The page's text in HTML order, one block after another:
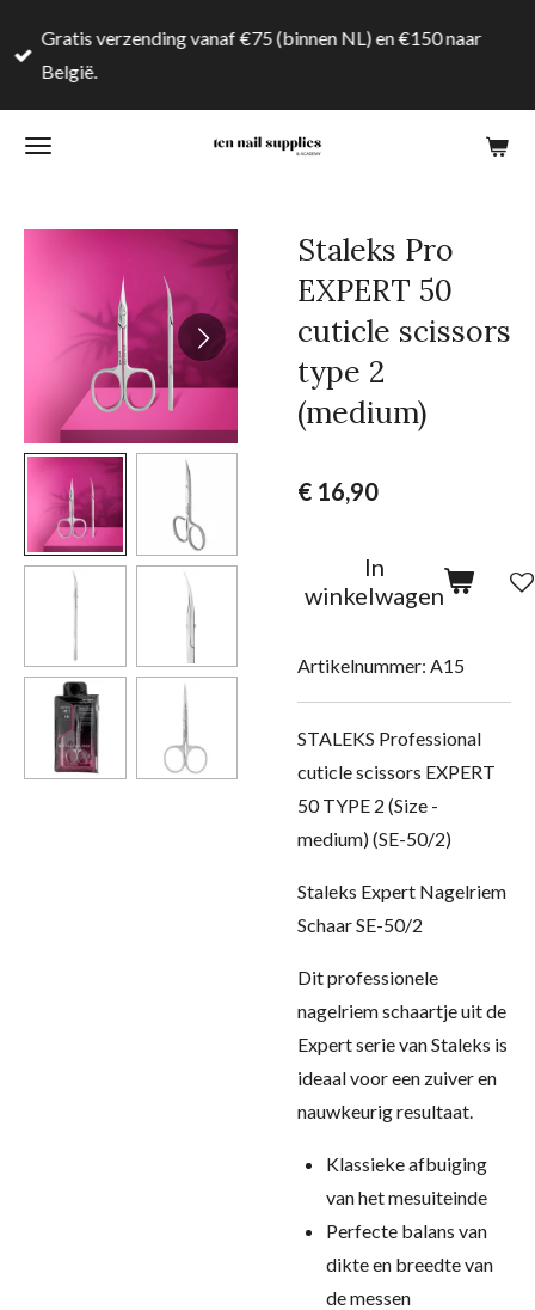
direct
hoofdinhoud
Gratis verzending vanaf €75 (binnen NL) en €150 naar
België.
Staleks Pro
EXPERT 50
cuticle scissors
type 2
(medium)
€ 16,90
In
winkelwagen
Artikelnummer: A15
STALEKS Professional
cuticle scissors EXPERT
50 TYPE 2 (Size -
medium) (SE-50/2)
Staleks Expert Nagelriem
Schaar SE-50/2
Dit professionele
nagelriem schaartje uit de
Expert serie van Staleks is
ideaal voor een zuiver en
nauwkeurig resultaat.
Klassieke afbuiging
van het mesuiteinde
Perfecte balans van
dikte en breedte van
de messen